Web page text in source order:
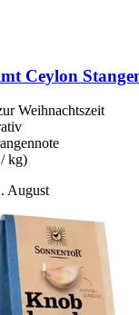
Ceylon
Weihnachtszeit
kg)
August